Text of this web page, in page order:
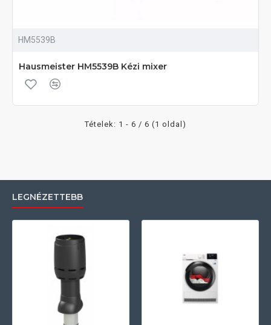
HM5539B
Hausmeister HM5539B Kézi mixer
Tételek: 1 - 6 / 6 (1 oldal)
LEGNÉZETTEBB